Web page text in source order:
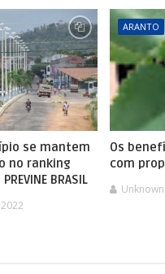
se mantem
no ranking
BRASIL
ARANTO
Os
com
Unknown